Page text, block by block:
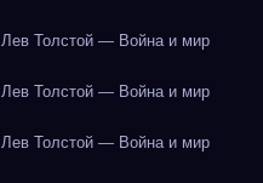
Лев Толстой — Война и мир
Лев Толстой — Война и мир
Лев Толстой — Война и мир